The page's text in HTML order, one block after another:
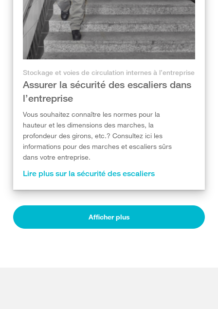
Stockage et voies de circulation internes à l’entreprise
Assurer la sécurité des escaliers dans
l’entreprise
Vous souhaitez connaître les normes pour la
hauteur et les dimensions des marches, la
profondeur des girons, etc.? Consultez ici les
informations pour des marches et escaliers sûrs
dans votre entreprise.
Lire plus sur la sécurité des escaliers
Afficher plus